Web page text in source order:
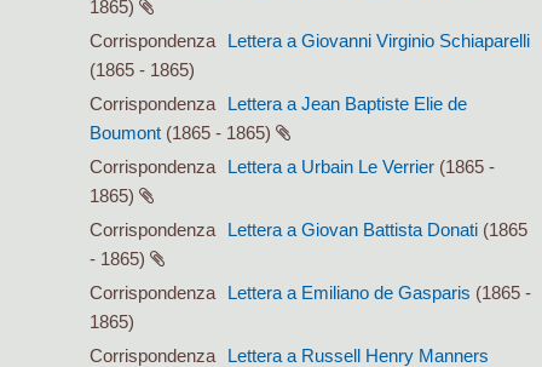
1865)
Corrispondenza
Lettera a Giovanni Virginio Schiaparelli
(1865 - 1865)
Corrispondenza
Lettera a Jean Baptiste Elie de
Boumont (1865 - 1865)
Corrispondenza
Lettera a Urbain Le Verrier (1865 -
1865)
Corrispondenza
Lettera a Giovan Battista Donati (1865
- 1865)
Corrispondenza
Lettera a Emiliano de Gasparis (1865 -
1865)
Corrispondenza
Lettera a Russell Henry Manners